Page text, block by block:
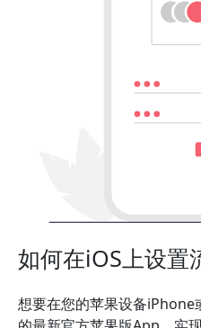
如何在iOS上设置
想要在您的苹果设备iPhone